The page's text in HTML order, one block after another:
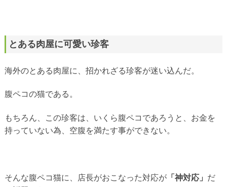
とある肉屋に可愛い珍客
海外のとある肉屋に、招かれざる珍客が迷い込んだ。
腹ペコの猫である。
もちろん、この珍客は、いくら腹ペコであろうと、お金を
持っていない為、空腹を満たす事ができない。
そんな腹ペコ猫に、店長がおこなった対応が「神対応」 だ